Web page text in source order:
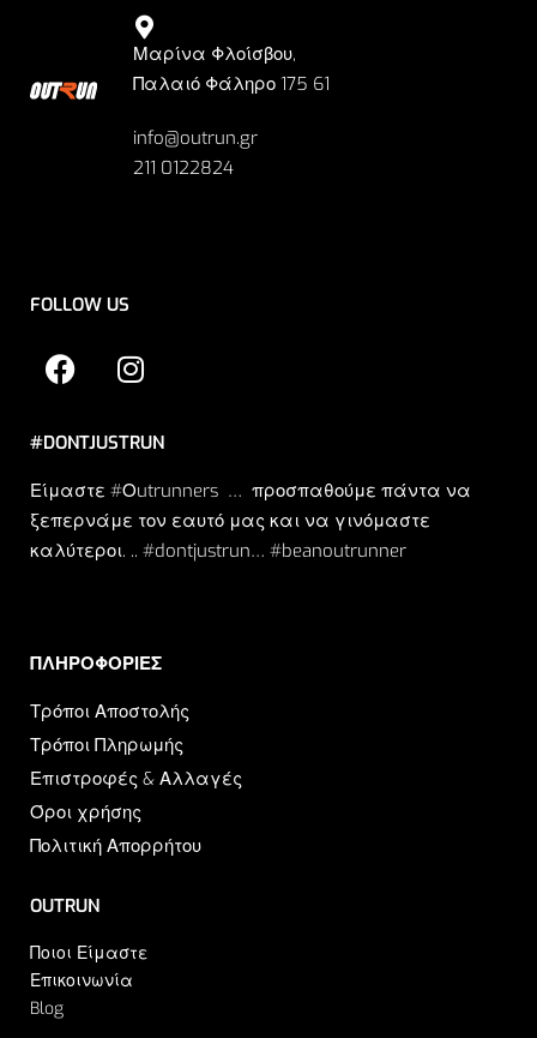
Μαρίνα Φλοίσβου,
Παλαιό Φάληρο 175 61
info@outrun.gr
211 0122824
FOLLOW US
#DONTJUSTRUN
Είμαστε #Οutrunners … προσπαθούμε πάντα να
ξεπερνάμε τον εαυτό μας και να γινόμαστε
καλύτεροι. .. #dontjustrun… #beanoutrunner
ΠΛΗΡΟΦΟΡΙΕΣ​
Τρόποι Αποστολής
Τρόποι Πληρωμής
Επιστροφές & Αλλαγές
Όροι χρήσης
Πολιτική Απορρήτου
OUTRUN
Ποιοι Είμαστε
Επικοινωνία
Blog